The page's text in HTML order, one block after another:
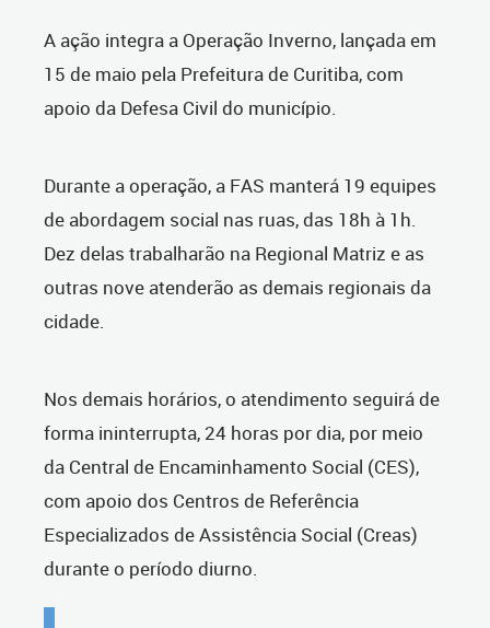
A ação integra a Operação Inverno, lançada em
15 de maio pela Prefeitura de Curitiba, com
apoio da Defesa Civil do município.
Durante a operação, a FAS manterá 19 equipes
de abordagem social nas ruas, das 18h à 1h.
Dez delas trabalharão na Regional Matriz e as
outras nove atenderão as demais regionais da
cidade.
Nos demais horários, o atendimento seguirá de
forma ininterrupta, 24 horas por dia, por meio
da Central de Encaminhamento Social (CES),
com apoio dos Centros de Referência
Especializados de Assistência Social (Creas)
durante o período diurno.